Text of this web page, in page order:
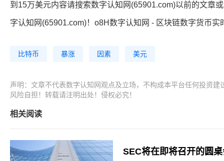
到15万美元内容请搜索数字认知网(65901.com)以前的文章
字认知网(65901.com)！o8H数字认知网 - 区块链数字货币实
比特币 暴涨 因素 美元
声明：文章不代表数字认知网观点及立场，不构成本平台任何投资
风险自担！转载请注明出处！侵权必究！
相关阅读
SEC将在即将召开的圆